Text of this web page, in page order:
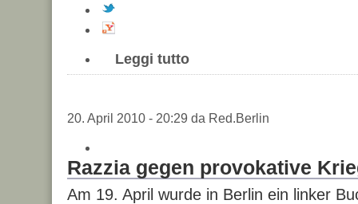
Leggi tutto
20. April 2010 - 20:29 da Red.Berlin
Razzia gegen provokative
Am 19. April wurde in Berlin ein linker